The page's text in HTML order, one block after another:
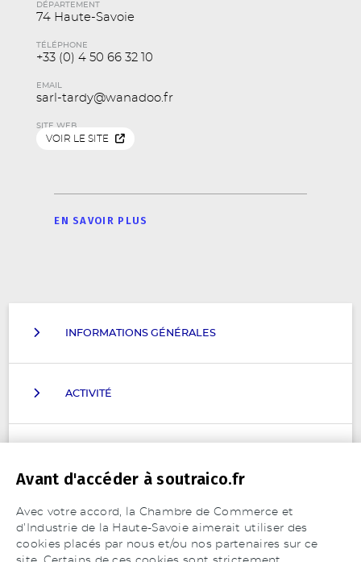
DÉPARTEMENT
74 Haute-Savoie
TÉLÉPHONE
+33 (0) 4 50 66 32 10
EMAIL
sarl-tardy@wanadoo.fr
SITE WEB
VOIR LE SITE
EN SAVOIR PLUS
INFORMATIONS GÉNÉRALES
ACTIVITÉ
Prototypes
Petites séries
Aciers inoxydables austénitiques, ferritiques,
martensitiques
Aciers non alliés
MOYENS DE PRODUCTION
Avant d'accéder à soutraico.fr
Avec votre accord, la Chambre de Commerce et
d’Industrie de la Haute-Savoie aimerait utiliser des
cookies placés par nous et/ou nos partenaires sur ce